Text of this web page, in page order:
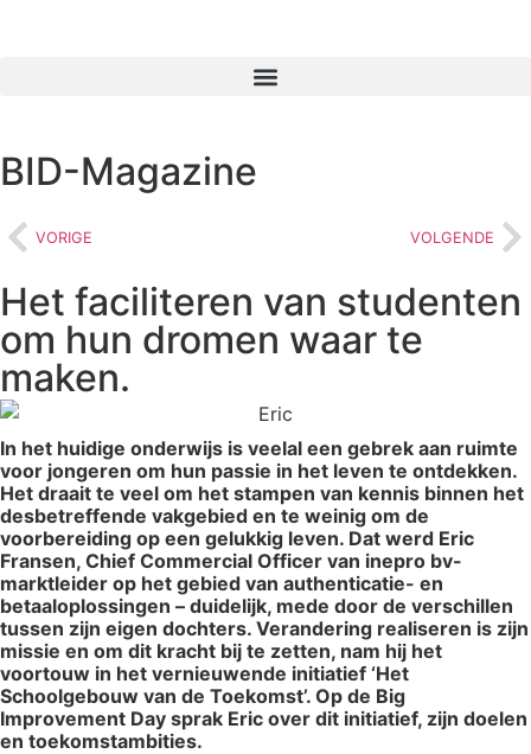
BID-Magazine
VORIGE VOLGENDE
Het faciliteren van studenten
om hun dromen waar te
maken.
In het huidige onderwijs is veelal een gebrek aan ruimte
voor jongeren om hun passie in het leven te ontdekken.
Het draait te veel om het stampen van kennis binnen het
desbetreffende vakgebied en te weinig om de
voorbereiding op een gelukkig leven. Dat werd Eric
Fransen, Chief Commercial Officer van inepro bv-
marktleider op het gebied van authenticatie- en
betaaloplossingen – duidelijk, mede door de verschillen
tussen zijn eigen dochters. Verandering realiseren is zijn
missie en om dit kracht bij te zetten, nam hij het
voortouw in het vernieuwende initiatief ‘Het
Schoolgebouw van de Toekomst’. Op de Big
Improvement Day sprak Eric over dit initiatief, zijn doelen
en toekomstambities.